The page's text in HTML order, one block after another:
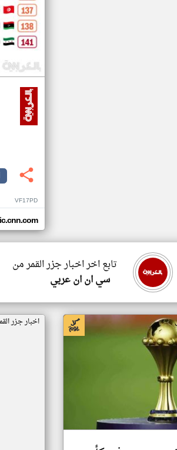
VF17PD
تابع اخر اخبار جزر القمر من
سي ان ان عربي
اخبار جزر